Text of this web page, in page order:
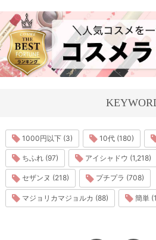
1000円以下 (3) 10代 (180)
ちふれ (97) アイシャドウ (1,218)
セザンヌ (218) プチプラ (708)
マジョリカマジョルカ (88) 簡単